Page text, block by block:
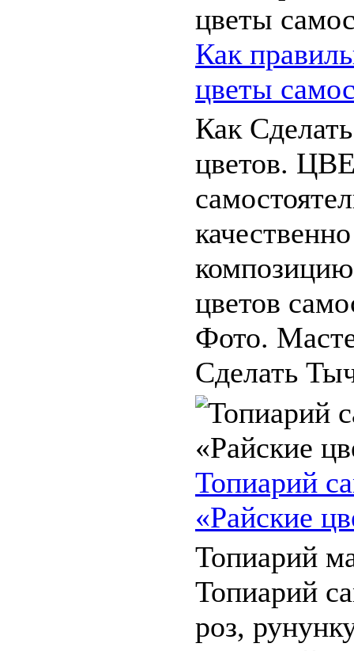
Как
цветы
Как
цветов.
цветов
Фото.
Сделать
Топиарий
«Райские
Топиарий
Топиарий
роз,